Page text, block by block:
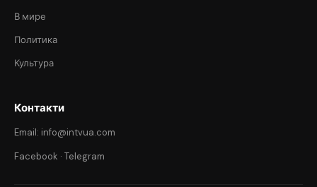
В мире
Политика
Культура
Контакти
Email: info@intvua.com
Facebook · Telegram